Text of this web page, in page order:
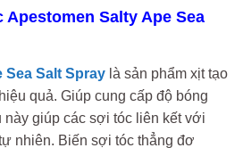
Apestomen Salty Ape Sea
Sea Salt Spray là sản phẩm xịt tạo
quả. Giúp cung cấp độ bóng
giúp các sợi tóc liên kết với
nhiên. Biến sợi tóc thẳng đơ